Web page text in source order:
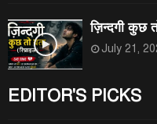
ज़िन्दगी कुछ
July 21,
EDITOR'S PICKS